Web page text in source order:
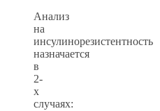
Анализ
на
инсулинорезистентность
назначается
в
2-
х
случаях: